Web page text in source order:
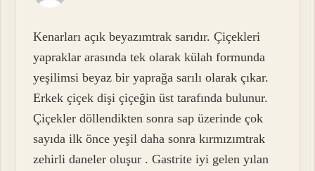
Kenarları açık beyazımtrak sarıdır. Çiçekleri
yapraklar arasında tek olarak külah formunda
yeşilimsi beyaz bir yaprağa sarılı olarak çıkar.
Erkek çiçek dişi çiçeğin üst tarafında bulunur.
Çiçekler döllendikten sonra sap üzerinde çok
sayıda ilk önce yeşil daha sonra kırmızımtrak
zehirli daneler oluşur . Gastrite iyi gelen yılan